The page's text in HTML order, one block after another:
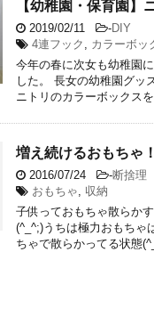
【幼稚園・保育園】
2019/02/11 -DIY
4連フック
カラーボッ
今年の春に次女も幼稚園
した。 長女の幼稚園グッ
ニトリのカラーボックス
増え続けるおもちゃ
2016/07/24 -断捨理
おもちゃ
収納
子供っておもちゃ散らか
(^_^;)うちは極力おもちゃ
ちゃで散らかってる状態